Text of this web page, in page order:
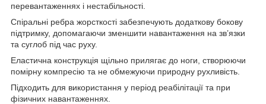
перевантаженнях і нестабільності.
Спіральні ребра жорсткості забезпечують додаткову бокову
підтримку, допомагаючи зменшити навантаження на зв’язки
та суглоб під час руху.
Еластична конструкція щільно прилягає до ноги, створюючи
помірну компресію та не обмежуючи природну рухливість.
Підходить для використання у період реабілітації та при
фізичних навантаженнях.